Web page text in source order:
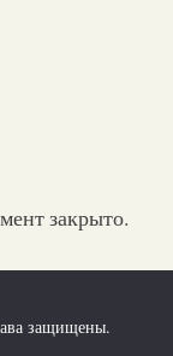
закрыто.
защищены.